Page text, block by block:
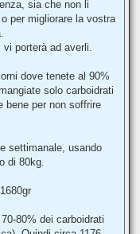
sia che non li
per migliorare la vostra
porterà ad averli.
dove tenete al 90%
solo carboidrati
bene per non soffrire
settimanale, usando
di 80kg.
80% dei carboidrati